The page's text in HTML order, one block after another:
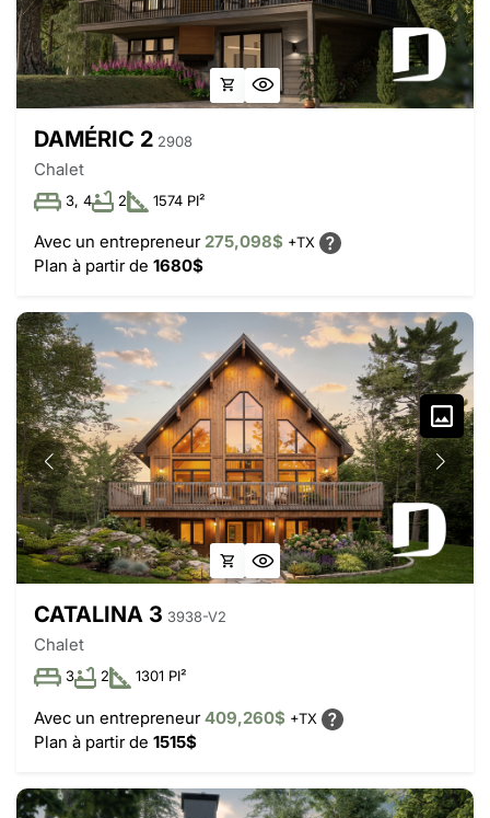
DAMÉRIC 2 2908
Chalet
3, 4 2 1574 PI²
Avec un entrepreneur275,098$ +TX
Plan à partir de 1680$
CATALINA 3 3938-V2
Chalet
3 2 1301 PI²
Avec un entrepreneur409,260$ +TX
Plan à partir de 1515$